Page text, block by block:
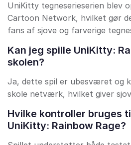
UniKitty tegneserieserien blev
Cartoon Network, hvilket gør
fans af sjove og farverige
Kan jeg spille UniKitty:
skolen?
Ja, dette spil er ubesværet og
skole netværk, hvilket giver
Hvilke kontroller bruges
UniKitty: Rainbow Rage?